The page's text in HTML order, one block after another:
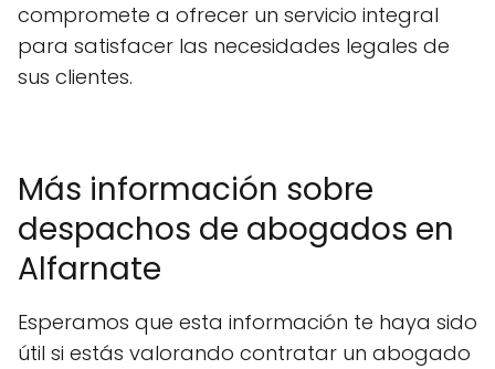
compromete a ofrecer un servicio integral
para satisfacer las necesidades legales de
sus clientes.
Más información sobre
despachos de abogados en
Alfarnate
Esperamos que esta información te haya sido
útil si estás valorando contratar un abogado